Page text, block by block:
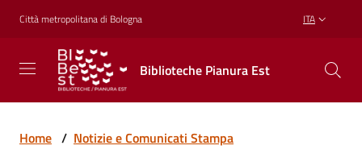
Vai al contenuto
Vai alla navigazione
Vai al footer
Città metropolitana di Bologna ITA
Biblioteche Pianura Est
Biblioteche
Pianura
Est
CREARE,
RICREARSI
Home / Notizie e Comunicati Stampa